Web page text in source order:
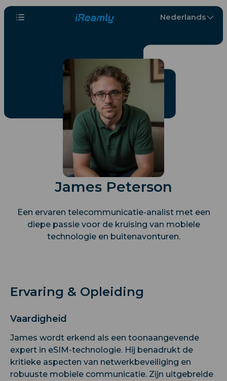
Nederlands
James Peterson
Een ervaren telecommunicatie-analist met een
diepe passie voor de kruising van mobiele
technologie en buitenavonturen.
Ervaring & Opleiding
Vaardigheid
James wordt erkend als een toonaangevende
expert in eSIM-technologie. Hij benadrukt de
kritieke aspecten van netwerkbeveiliging en
robuuste mobiele communicatie. Zijn uitgebreide